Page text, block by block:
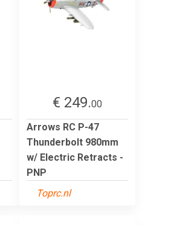
€ 249.00
Arrows RC P-47
Thunderbolt 980mm
w/ Electric Retracts -
PNP
Toprc.nl